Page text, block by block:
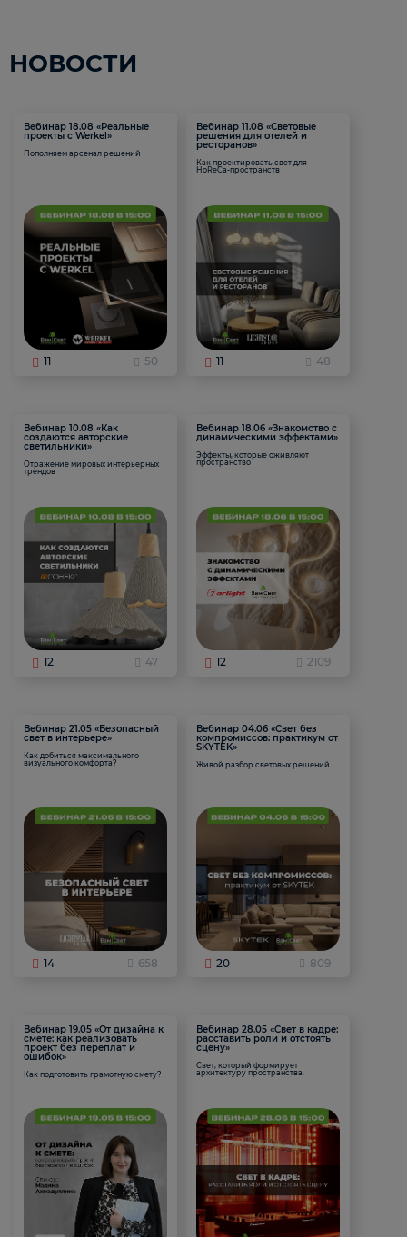
НОВОСТИ
Вебинар 18.08 «Реальные
проекты с Werkel»
Пополняем арсенал решений
11 50
Вебинар 11.08 «Световые
решения для отелей и
ресторанов»
Как проектировать свет для
HoReCa-пространств
11 48
Вебинар 10.08 «Как
создаются авторские
светильники»
Отражение мировых интерьерных
трендов
12 47
Вебинар 18.06 «Знакомство с
динамическими эффектами»
Эффекты, которые оживляют
пространство
12 2109
Вебинар 21.05 «Безопасный
свет в интерьере»
Как добиться максимального
визуального комфорта?
14 658
Вебинар 04.06 «Свет без
компромиссов: практикум от
SKYTEK»
Живой разбор световых решений
20 809
Вебинар 19.05 «От дизайна к
смете: как реализовать
проект без переплат и
ошибок»
Как подготовить грамотную смету?
Вебинар 28.05 «Свет в кадре:
расставить роли и отстоять
сцену»
Свет, который формирует
архитектуру пространства.